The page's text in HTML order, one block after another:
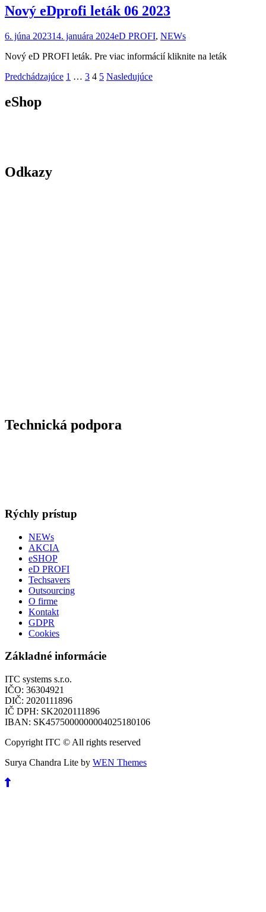
Nový eDprofi leták 06 2023
6. júna 202314. januára 2024eD PROFI, NEWs
Nový eD PROFI leták. Pre viac informácií kliknite na leták
Stránkovanie
príspevkov
Predchádzajúce 1 … 3 4 5 Nasledujúce
eShop
Odkazy
Technická podpora
Rýchly prístup
NEWs
AKCIA
eSHOP
eD PROFI
Techsavers
Outsourcing
O firme
Kontakt
GDPR
Cookies
Základné informácie
ITC systems s.r.o.
IČO: 36304921
DIČ: 2020111896
IČ DPH: SK2020111896
IBAN: SK4575000000004025180106
Copyright ITC © All rights reserved
Surya Chandra Lite by WEN Themes